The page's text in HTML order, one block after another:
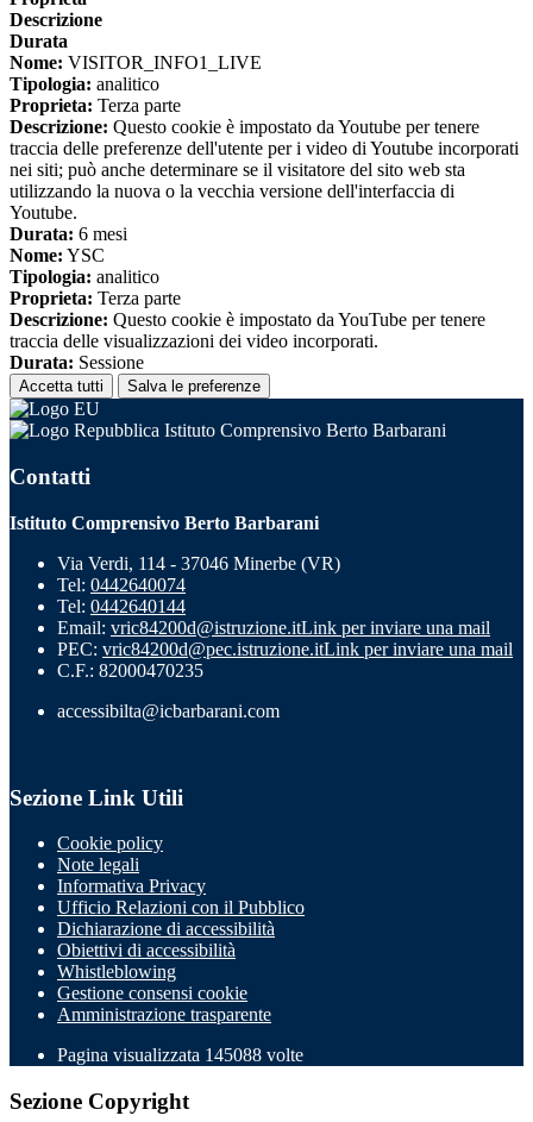
Descrizione
Durata
Nome: VISITOR_INFO1_LIVE
Tipologia: analitico
Proprieta: Terza parte
Descrizione: Questo cookie è impostato da Youtube per tenere
traccia delle preferenze dell'utente per i video di Youtube incorporati
nei siti; può anche determinare se il visitatore del sito web sta
utilizzando la nuova o la vecchia versione dell'interfaccia di
Youtube.
Durata: 6 mesi
Nome: YSC
Tipologia: analitico
Proprieta: Terza parte
Descrizione: Questo cookie è impostato da YouTube per tenere
traccia delle visualizzazioni dei video incorporati.
Durata: Sessione
Accetta tutti Salva le preferenze
Istituto Comprensivo Berto Barbarani
Contatti
Istituto Comprensivo Berto Barbarani
Via Verdi, 114 - 37046 Minerbe (VR)
Tel: 0442640074
Tel: 0442640144
Email: vric84200d@istruzione.itLink per inviare una mail
PEC: vric84200d@pec.istruzione.itLink per inviare una mail
C.F.: 82000470235
accessibilta@icbarbarani.com
Sezione Link Utili
Cookie policy
Note legali
Informativa Privacy
Ufficio Relazioni con il Pubblico
Dichiarazione di accessibilità
Obiettivi di accessibilità
Whistleblowing
Gestione consensi cookie
Amministrazione trasparente
Pagina visualizzata 145088 volte
Sezione Copyright